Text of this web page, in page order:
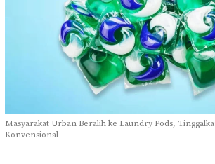
Masyarakat Urban Beralih ke Laundry Pods,
Konvensional